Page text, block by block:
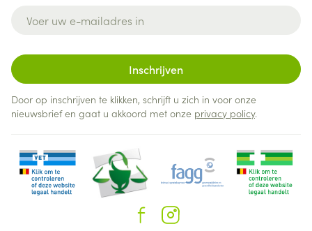
Inschrijven
Door op inschrijven te klikken, schrijft u zich in voor onze
nieuwsbrief en gaat u akkoord met onze privacy policy.